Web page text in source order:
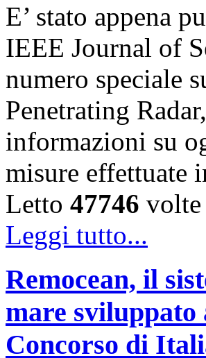
E’ stato appena
IEEE Journal of
numero speciale
Penetrating
informazioni su
misure effettuate
Letto 47746 volte
Leggi tutto...
Remocean, il
mare
Concorso di